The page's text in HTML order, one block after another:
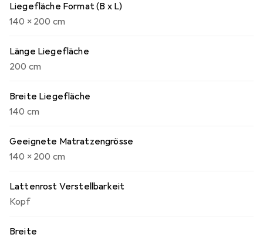
Liegefläche Format (B x L)
140 x 200 cm
Länge Liegefläche
200 cm
Breite Liegefläche
140 cm
Geeignete Matratzengrösse
140 x 200 cm
Lattenrost Verstellbarkeit
Kopf
Breite